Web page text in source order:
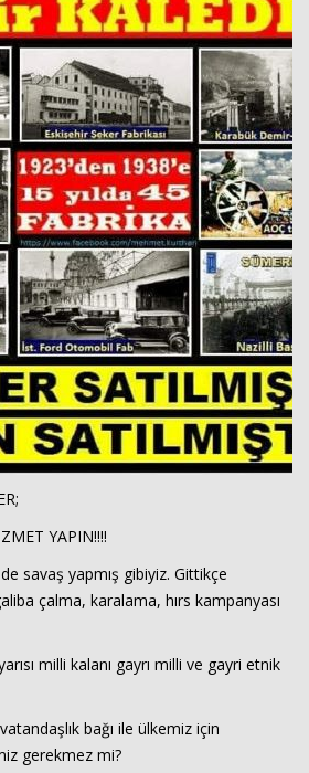
YAPIN!!!!
de savaş yapmış gibiyiz. Gittikçe
çalma, karalama, hırs kampanyası
milli kalanı gayrı milli ve gayri etnik
bağı ile ülkemiz için
gerekmez mi?